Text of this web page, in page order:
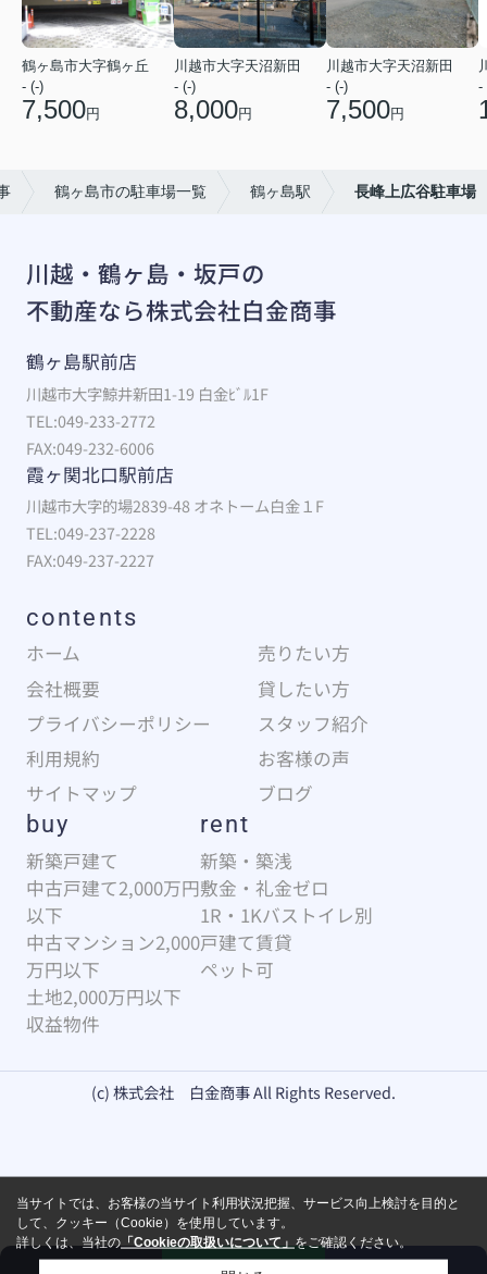
鶴ヶ島市大字鶴ヶ丘
- (-)
7,500円
川越市大字天沼新田
- (-)
8,000円
川越市大字天沼新田
- (-)
7,500円
-
鶴ヶ島市の駐車場一覧 鶴ヶ島駅 長峰上広谷駐車場
川越・鶴ヶ島・坂戸の
不動産なら株式会社白金商事
鶴ヶ島駅前店
川越市大字鯨井新田1-19 白金ﾋﾞﾙ1F
TEL:049-233-2772
FAX:049-232-6006
霞ヶ関北口駅前店
川越市大字的場2839-48 オネトーム白金１F
TEL:049-237-2228
FAX:049-237-2227
contents
ホーム
売りたい方
会社概要
貸したい方
プライバシーポリシー
スタッフ紹介
利用規約
お客様の声
サイトマップ
ブログ
buy
新築戸建て
中古戸建て2,000万円
以下
中古マンション2,000
万円以下
土地2,000万円以下
収益物件
rent
新築・築浅
敷金・礼金ゼロ
1R・1Kバストイレ別
戸建て賃貸
ペット可
(c) 株式会社 白金商事 All Rights Reserved.
当サイトでは、お客様の当サイト利用状況把握、サービス向上検討を目的と
して、クッキー（Cookie）を使用しています。
詳しくは、当社の「Cookieの取扱いについて」をご確認ください。